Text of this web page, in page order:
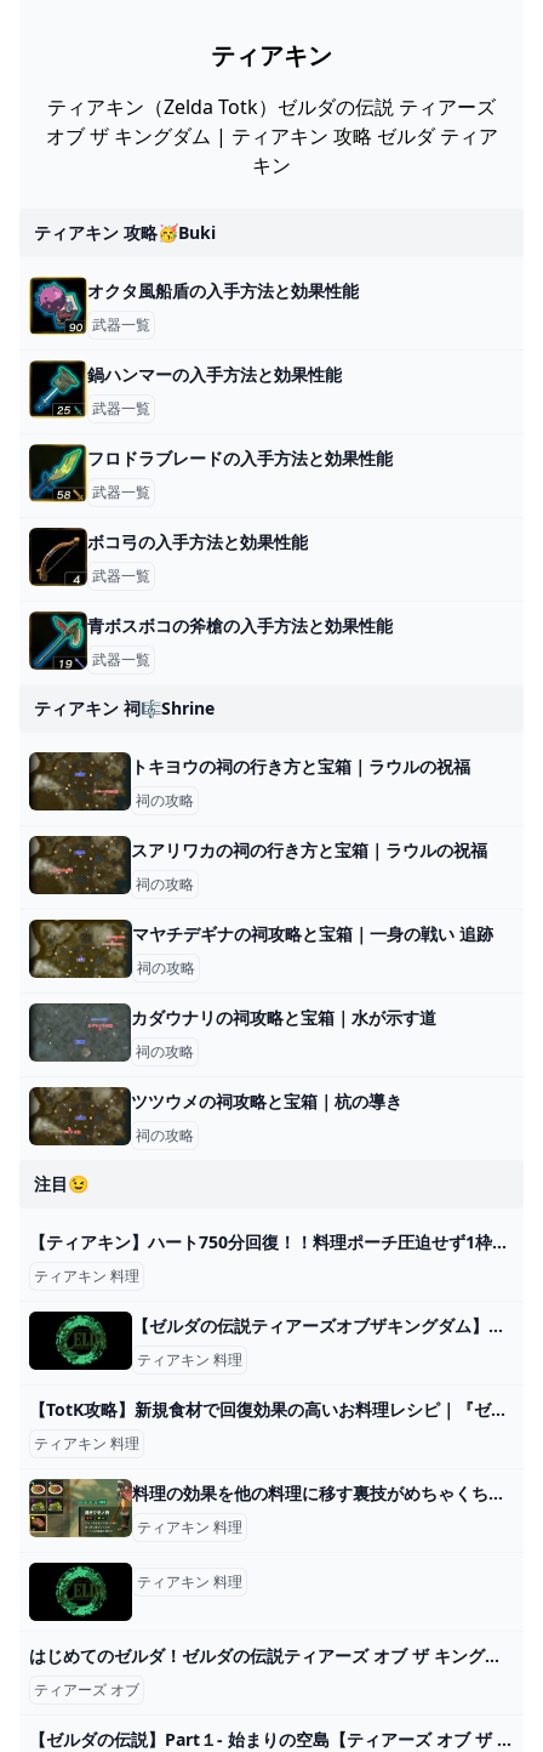
ティアキン
ティアキン（Zelda Totk）ゼルダの伝説 ティアーズ
オブ ザ キングダム | ティアキン 攻略 ゼルダ ティア
キン
ティアキン 攻略🥳buki
オクタ風船盾の入手方法と効果性能
武器一覧
鍋ハンマーの入手方法と効果性能
武器一覧
フロドラブレードの入手方法と効果性能
武器一覧
ボコ弓の入手方法と効果性能
武器一覧
青ボスボコの斧槍の入手方法と効果性能
武器一覧
ティアキン 祠🎼shrine
トキヨウの祠の行き方と宝箱｜ラウルの祝福
祠の攻略
スアリワカの祠の行き方と宝箱｜ラウルの祝福
祠の攻略
マヤチデギナの祠攻略と宝箱｜一身の戦い 追跡
祠の攻略
カダウナリの祠攻略と宝箱｜水が示す道
祠の攻略
ツツウメの祠攻略と宝箱｜杭の導き
祠の攻略
注目😉
【ティアキン】ハート750分回復！！料理ポーチ圧迫せず1枠で超回復出来る食べ物がこちら【ゼルダの伝説 ティアーズ オブ ザ キングダム】 - YouTube
ティアキン 料理
【ゼルダの伝説ティアーズオブザキングダム】熱対策と影響【ティアキン】 ゲーム攻略サイト AlGest
ティアキン 料理
【TotK攻略】新規食材で回復効果の高いお料理レシピ｜『ゼルダの伝説 ティアーズ オブ ザ キングダム』ハイラル調査隊 – Nintendo DREAM WEB
ティアキン 料理
料理の効果を他の料理に移す裏技がめちゃくちゃ便利 ゼルダの伝説 ティアーズオブザキングダム hyperTsブログ
ティアキン 料理
ティアキン 料理
はじめてのゼルダ！ゼルダの伝説ティアーズ オブ ザ キングダムライブ配信！〈ゼルダの伝説ティアーズ オブ ザ キングダム/Nintendo Switch〉 - YouTube
ティアーズ オブ
【ゼルダの伝説】Part１- 始まりの空島【ティアーズ オブ ザ キングダム】 - YouTube